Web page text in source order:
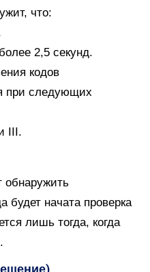
что:
2,5 секунд.
кодов
при следующих
III.
обнаружить
будет начата проверка
лишь тогда, когда